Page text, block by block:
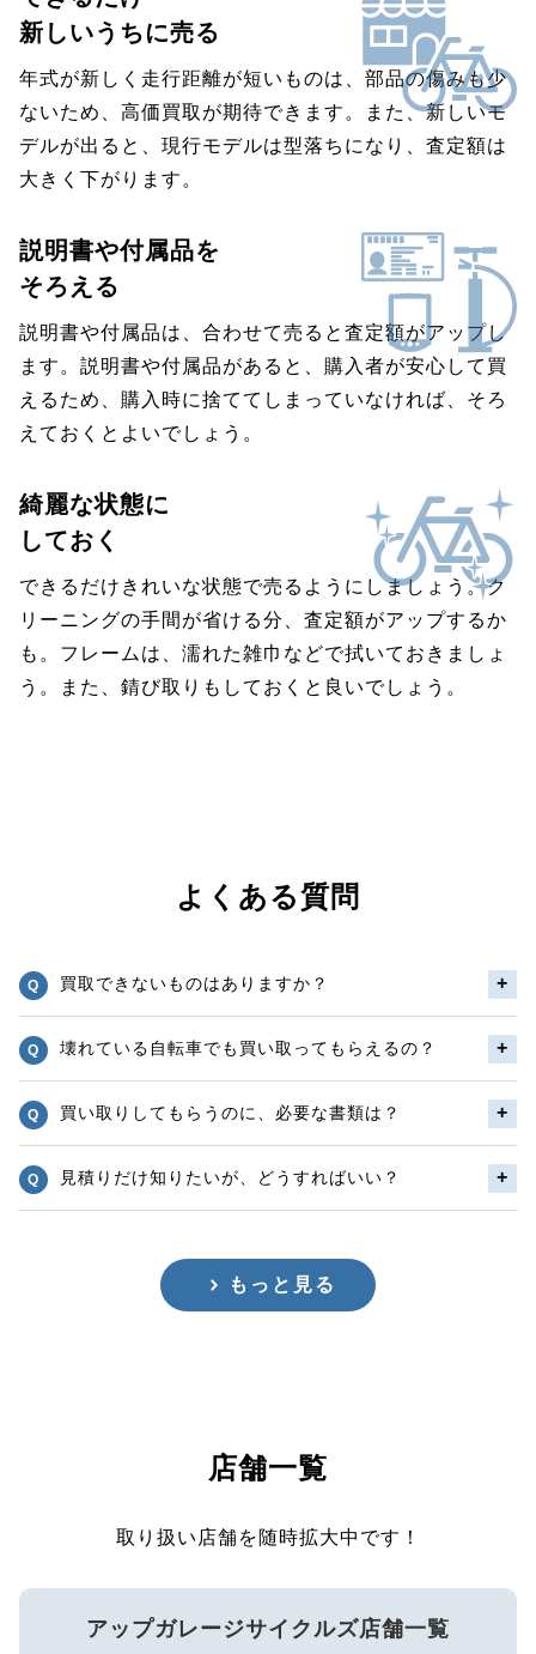
新しいうちに売る
年式が新しく走行距離が短いものは、部品の傷みも少
ないため、高価買取が期待できます。また、新しいモ
デルが出ると、現行モデルは型落ちになり、査定額は
大きく下がります。
説明書や付属品を
そろえる
説明書や付属品は、合わせて売ると査定額がアップし
ます。説明書や付属品があると、購入者が安心して買
えるため、購入時に捨ててしまっていなければ、そろ
えておくとよいでしょう。
綺麗な状態に
しておく
できるだけきれいな状態で売るようにしましょう。ク
リーニングの手間が省ける分、査定額がアップするか
も。フレームは、濡れた雑巾などで拭いておきましょ
う。また、錆び取りもしておくと良いでしょう。
よくある質問
買取できないものはありますか？
壊れている自転車でも買い取ってもらえるの？
買い取りしてもらうのに、必要な書類は？
見積りだけ知りたいが、どうすればいい？
もっと見る
店舗一覧
取り扱い店舗を随時拡大中です！
アップガレージサイクルズ店舗一覧